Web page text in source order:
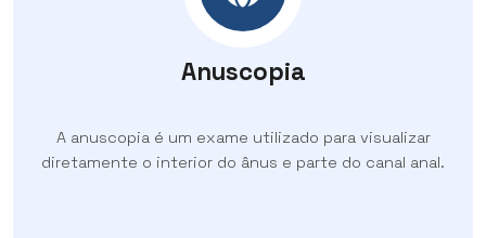
Anuscopia
A anuscopia é um exame utilizado para visualizar
diretamente o interior do ânus e parte do canal anal.